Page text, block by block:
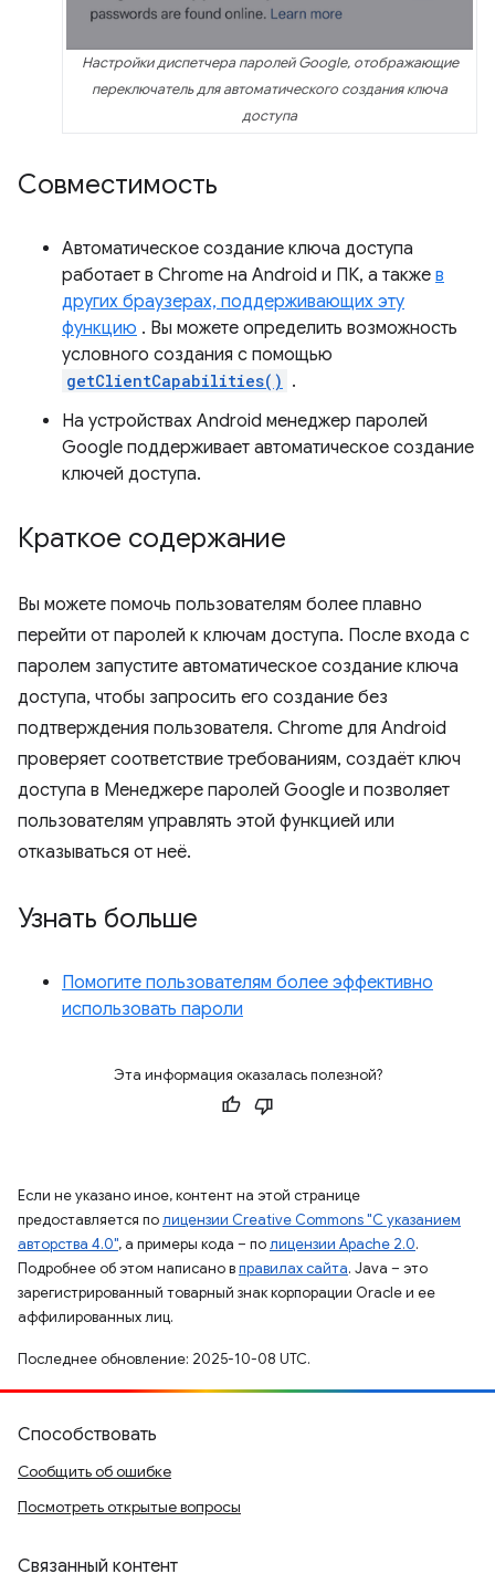
Настройки диспетчера паролей Google, отображающие
переключатель для автоматического создания ключа
доступа
Совместимость
Автоматическое создание ключа доступа
работает в Chrome на Android и ПК, а также в
других браузерах, поддерживающих эту
функцию . Вы можете определить возможность
условного создания с помощью
getClientCapabilities() .
На устройствах Android менеджер паролей
Google поддерживает автоматическое создание
ключей доступа.
Краткое содержание
Вы можете помочь пользователям более плавно
перейти от паролей к ключам доступа. После входа с
паролем запустите автоматическое создание ключа
доступа, чтобы запросить его создание без
подтверждения пользователя. Chrome для Android
проверяет соответствие требованиям, создаёт ключ
доступа в Менеджере паролей Google и позволяет
пользователям управлять этой функцией или
отказываться от неё.
Узнать больше
Помогите пользователям более эффективно
использовать пароли
Эта информация оказалась полезной?
Если не указано иное, контент на этой странице
предоставляется полицензии Creative Commons "С указанием
авторства 4.0", а примеры кода – полицензии Apache 2.0.
Подробнее об этом написано вправилах сайта. Java – это
зарегистрированный товарный знак корпорации Oracle и ее
аффилированных лиц.
Последнее обновление: 2025-10-08 UTC.
Способствовать
Сообщить об ошибке
Посмотреть открытые вопросы
Связанный контент